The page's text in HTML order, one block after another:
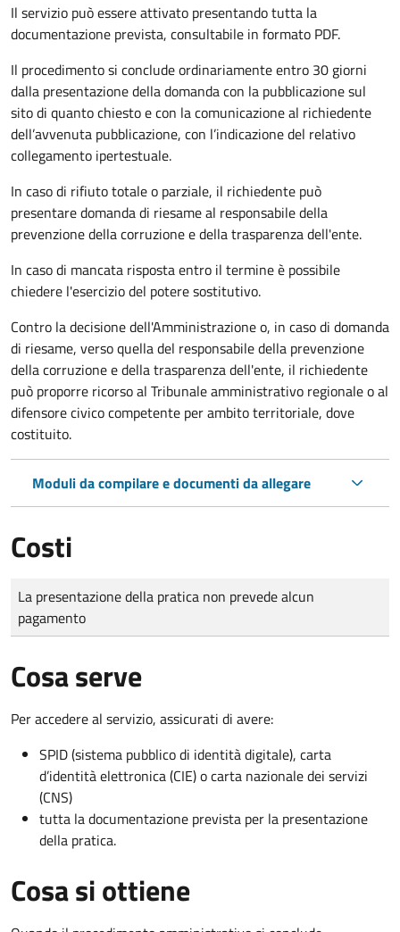
Il servizio può essere attivato presentando tutta la
documentazione prevista, consultabile in formato PDF.
Il procedimento si conclude ordinariamente entro 30 giorni
dalla presentazione della domanda con la pubblicazione sul
sito di quanto chiesto e con la comunicazione al richiedente
dell’avvenuta pubblicazione, con l’indicazione del relativo
collegamento ipertestuale.
In caso di rifiuto totale o parziale, il richiedente può
presentare domanda di riesame al responsabile della
prevenzione della corruzione e della trasparenza dell'ente.
In caso di mancata risposta entro il termine è possibile
chiedere l'esercizio del potere sostitutivo.
Contro la decisione dell'Amministrazione o, in caso di domanda
di riesame, verso quella del responsabile della prevenzione
della corruzione e della trasparenza dell'ente, il richiedente
può proporre ricorso al Tribunale amministrativo regionale o al
difensore civico competente per ambito territoriale, dove
costituito.
Moduli da compilare e documenti da allegare
Costi
Tipo di pagamento
Importo
La presentazione della pratica non prevede alcun
pagamento
Cosa serve
Per accedere al servizio, assicurati di avere:
SPID (sistema pubblico di identità digitale), carta
d’identità elettronica (CIE) o carta nazionale dei servizi
(CNS)
tutta la documentazione prevista per la presentazione
della pratica.
Cosa si ottiene